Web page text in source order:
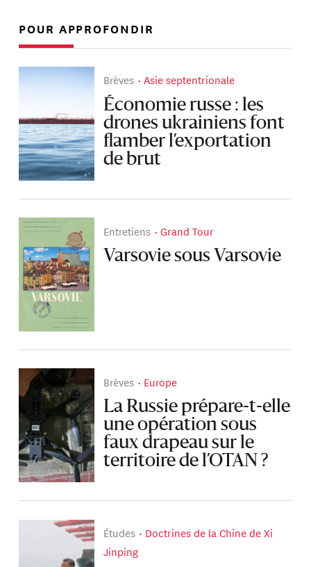
POUR APPROFONDIR
Brèves Asie septentrionale
Économie russe : les
drones ukrainiens font
flamber l’exportation
de brut
Entretiens Grand Tour
Varsovie sous Varsovie
Brèves Europe
La Russie prépare-t-elle
une opération sous
faux drapeau sur le
territoire de l’OTAN ?
Études
Doctrines de la Chine de Xi
Jinping